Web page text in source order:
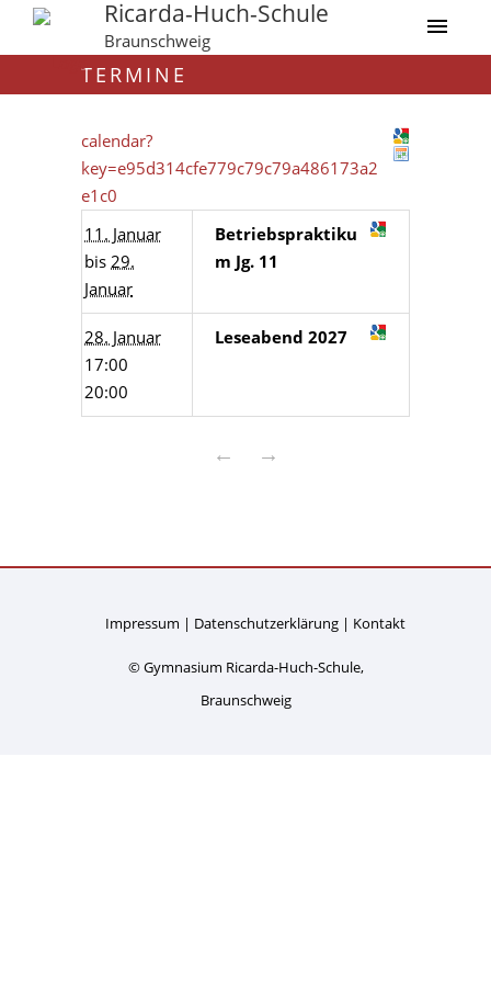
Ricarda-Huch-Schule
Braunschweig
TERMINE
calendar?
key=e95d314cfe779c79c79a486173a2
e1c0
11. Januar
bis 29.
Januar
Betriebspraktiku
m Jg. 11
28. Januar
17:00
20:00
Leseabend 2027
← →
Impressum Datenschutzerklärung Kontakt
© Gymnasium Ricarda-Huch-Schule,
Braunschweig